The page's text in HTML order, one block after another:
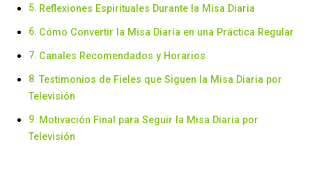
Reflexiones Espirituales Durante la Misa Diaria
Cómo Convertir la Misa Diaria en una Práctica Regular
Canales Recomendados y Horarios
Testimonios de Fieles que Siguen la Misa Diaria por
Televisión
Motivación Final para Seguir la Misa Diaria por
Televisión